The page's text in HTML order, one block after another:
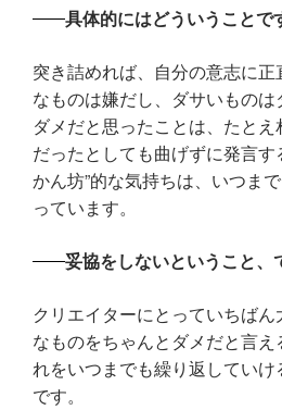
具体的にはどういうことで
突き詰めれば、自分の意志に
なものは嫌だし、ダサいもの
ダメだと思ったことは、たと
だったとしても曲げずに発言す
かん坊”的な気持ちは、いつま
っています。
妥協をしないということ、
クリエイターにとっていちば
なものをちゃんとダメだと言
れをいつまでも繰り返してい
です。